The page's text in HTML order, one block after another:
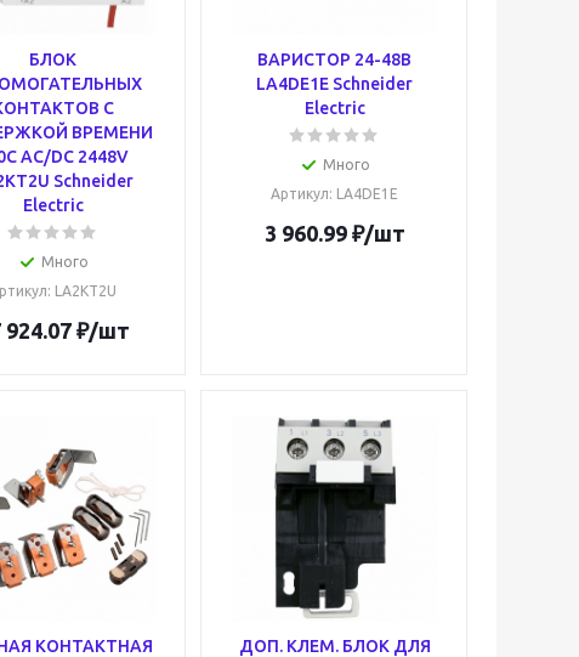
БЛОК
С
ВРЕМЕНИ
AC/DC 2448V
Schneider
Electric
Много
: LA2KT2U
924.07₽/шт
ВАРИСТОР 24-48В
LA4DE1E Schneider
Electric
Много
Артикул: LA4DE1E
3 960.99₽/шт
КОНТАКТНАЯ
ДОП. КЛЕМ. БЛОК ДЛЯ